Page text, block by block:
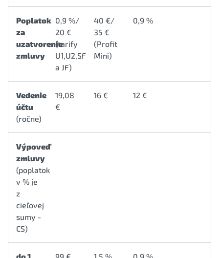
Poplatok
za
uzatvorenie
zmluvy
0,9 %/
20 €
(tarify
U1,U2,SF
a JF)
40 €/
35 €
(Profit
Mini)
0,9 %
Vedenie
účtu
(ročne)
19,08
€
16 € 12 €
Výpoveď
zmluvy
(poplatok
v % je
z
cieľovej
sumy -
CS)